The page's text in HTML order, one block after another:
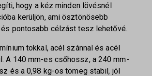
hogy a kéz minden lövésnél
kerüljön, ami ösztönösebb
pontosabb célzást tesz lehetővé.
tokkal, acél szánnal és acél
A 140 mm-es csőhossz, a 240 mm-
és a 0,98 kg-os tömeg stabil, jól